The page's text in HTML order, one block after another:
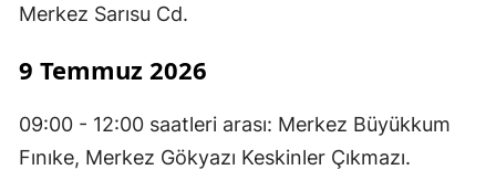
Merkez Sarısu Cd.
9 Temmuz 2026
09:00 - 12:00 saatleri arası: Merkez Büyükkum
Fınıke, Merkez Gökyazı Keskinler Çıkmazı.